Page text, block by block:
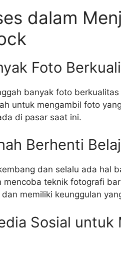
dalam
Foto
banyak foto
untuk mengambil foto
di pasar saat ini.
Berhenti
dan selalu ada hal
mencoba teknik fotografi
memiliki keunggulan
Sosial